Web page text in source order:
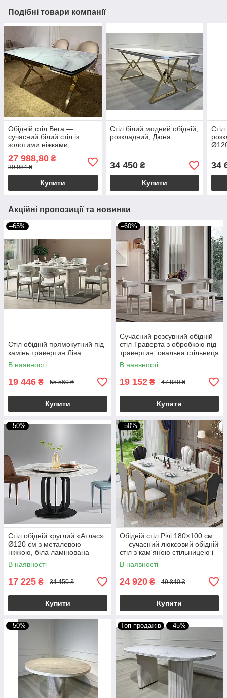
Подібні товари компанії
Обідній стіл Вега —
сучасний білий стіл із
золотими ніжками,
розкладний механізм 142–
200×90×77 см, скляна
стільниця
27 988,80 ₴
39 984 ₴
Купити
Стіл білий модний обідній,
розкладний, Дюна
34 450₴
Купити
Стіл
34
Акційні пропозиції та новинки
–65%
Стіл обідній прямокутний під
камінь травертин Ліва
В наявності
19 446 ₴ 55 560 ₴
Купити
–60%
Сучасний розсувний обідній
стіл Траверта з обробкою під
травертин, овальна стільниця
172–218×95×75 см, стіл для
вітальні
В наявності
19 152 ₴ 47 880 ₴
Купити
–50%
Стіл обідній круглий «Атлас»
Ø120 см з металевою
ніжкою, біла ламінована
стільниця МДФ, італійський
сучасний стиль
В наявності
17 225 ₴ 34 450 ₴
Купити
–50%
Обідній стіл Річі 180×100 см
— сучасний люксовий обідній
стіл з кам'яною стільницею і
золотим металевим каркасом
В наявності
24 920 ₴ 49 840 ₴
Купити
–50% Топ продажів –45%